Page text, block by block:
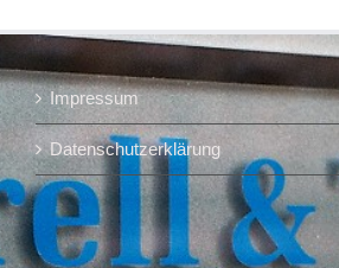
Impressum
Datenschutzerklärung